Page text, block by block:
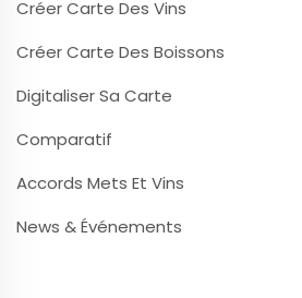
Créer Carte Des Vins
Créer Carte Des Boissons
Digitaliser Sa Carte
Comparatif
Accords Mets Et Vins
News & Événements